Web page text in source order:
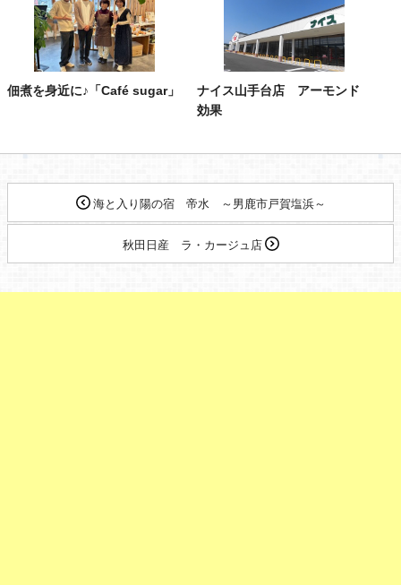
佃煮を身近に♪「Café sugar」
ナイス山手台店 アーモンド
効果
海と入り陽の宿 帝水 ～男鹿市戸賀塩浜～
秋田日産 ラ・カージュ店